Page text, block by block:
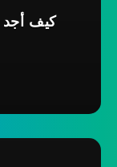
كيف أجد